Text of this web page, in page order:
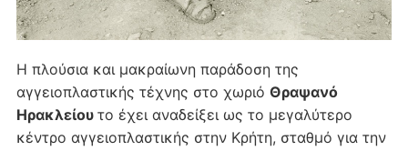
Η πλούσια και μακραίωνη παράδοση της
αγγειοπλαστικής τέχνης στο χωριό Θραψανό
Ηρακλείου το έχει αναδείξει ως το μεγαλύτερο
κέντρο αγγειοπλαστικής στην Κρήτη, σταθμό για την